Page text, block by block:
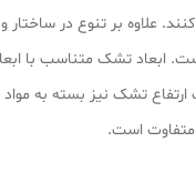
علاوه بر تنوع در
ابعاد تشک متناسب با
تشک نیز بسته به مواد
است.